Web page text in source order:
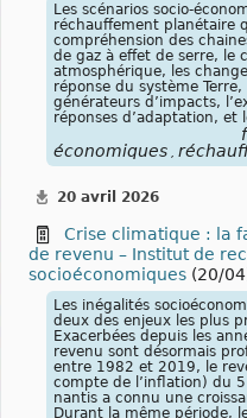
Les scénarios socio-
réchauffement planétaire
compréhension des
de gaz à effet de serre, le
atmosphérique, les
réponse du système
générateurs d’impacts,
réponses d’adaptation, et
économiques ,
20 avril 2026
Crise climatique : la
de revenu – Institut de
socioéconomiques (20/
Les inégalités
deux des enjeux les plus
Exacerbées depuis les
revenu sont désormais
entre 1982 et 2019, le
compte de l’inflation) du
nantis a connu une
Durant la même période,